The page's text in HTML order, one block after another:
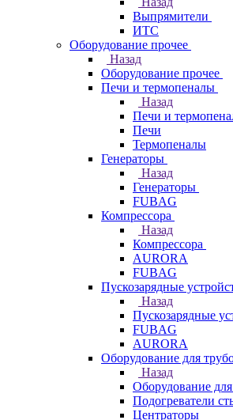
Выпрямители
ИТС
Оборудование прочее
Назад
Оборудование прочее
Печи и термопеналы
Назад
Печи и
Печи
Термопеналы
Генераторы
Назад
Генераторы
FUBAG
Компрессора
Назад
Компрессора
AURORA
FUBAG
Пускозарядные
Назад
Пускозарядные
FUBAG
AURORA
Оборудование для
Назад
Оборудование
Подогреватели
Центраторы